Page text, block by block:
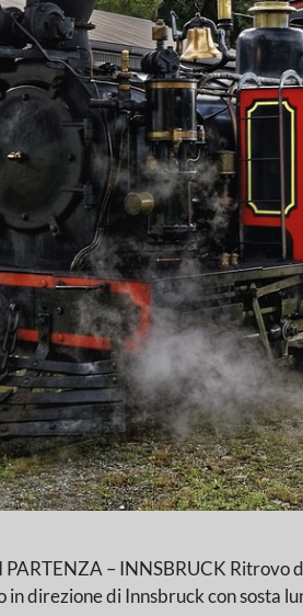
– INNSBRUCK
direzione di Innsbruck con sosta